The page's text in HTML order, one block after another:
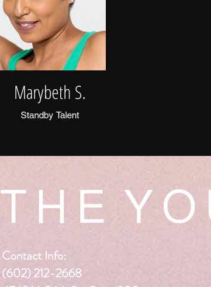
Marybeth S.
Standby Talent
T H E Y O
Contact Info:
(602) 212-2668